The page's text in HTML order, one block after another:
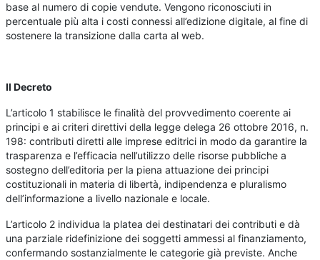
base al numero di copie vendute. Vengono riconosciuti in
percentuale più alta i costi connessi all’edizione digitale, al fine di
sostenere la transizione dalla carta al web.
Il Decreto
L’articolo 1 stabilisce le finalità del provvedimento coerente ai
principi e ai criteri direttivi della legge delega 26 ottobre 2016, n.
198: contributi diretti alle imprese editrici in modo da garantire la
trasparenza e l’efficacia nell’utilizzo delle risorse pubbliche a
sostegno dell’editoria per la piena attuazione dei principi
costituzionali in materia di libertà, indipendenza e pluralismo
dell’informazione a livello nazionale e locale.
L’articolo 2 individua la platea dei destinatari dei contributi e dà
una parziale ridefinizione dei soggetti ammessi al finanziamento,
confermando sostanzialmente le categorie già previste. Anche